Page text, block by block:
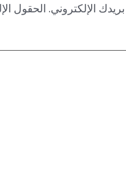
الإلكتروني. الحقول